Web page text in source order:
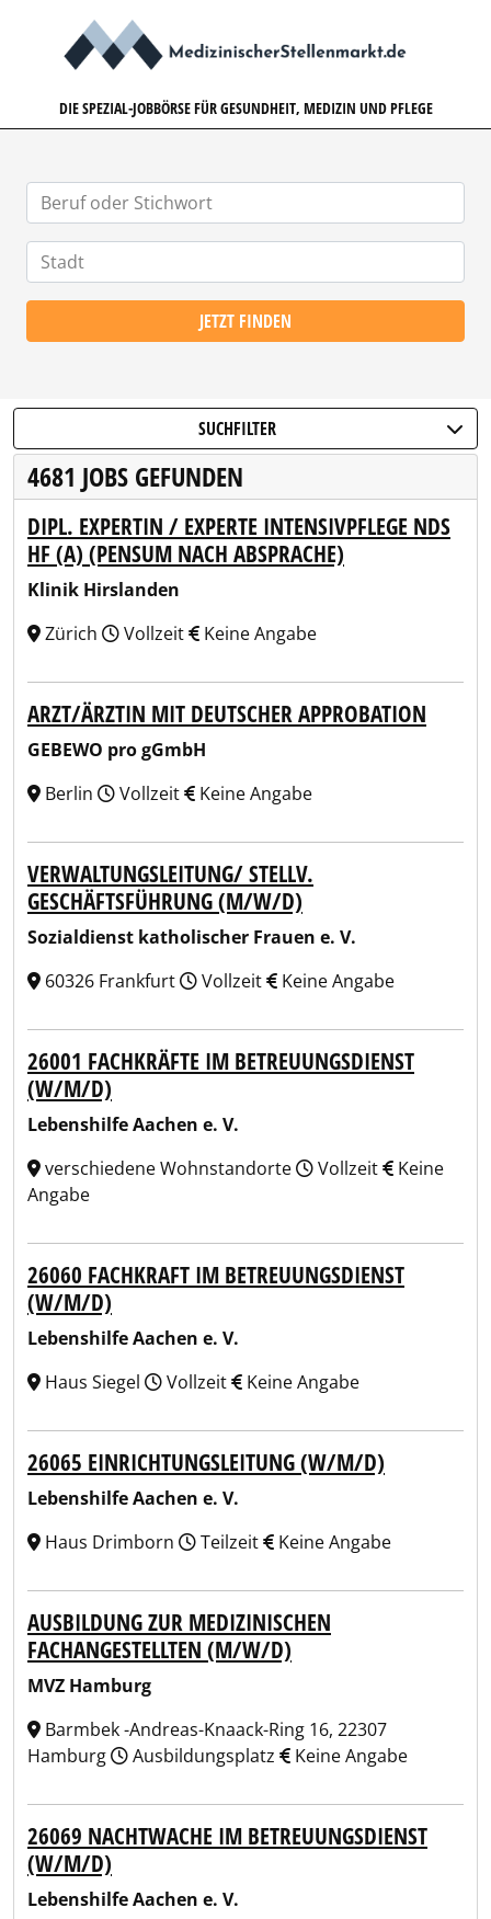
DIE SPEZIAL-JOBBÖRSE FÜR GESUNDHEIT, MEDIZIN UND PFLEGE
JETZT FINDEN
SUCHFILTER
4681 JOBS GEFUNDEN
DIPL. EXPERTIN / EXPERTE INTENSIVPFLEGE NDS
HF (A) (PENSUM NACH ABSPRACHE)
Klinik Hirslanden
Zürich
Vollzeit Keine Angabe
ARZT/ÄRZTIN MIT DEUTSCHER APPROBATION
GEBEWO pro gGmbH
Berlin
Vollzeit Keine Angabe
VERWALTUNGSLEITUNG/ STELLV.
GESCHÄFTSFÜHRUNG (M/W/D)
Sozialdienst katholischer Frauen e. V.
60326 Frankfurt
Vollzeit Keine Angabe
26001 FACHKRÄFTE IM BETREUUNGSDIENST
(W/M/D)
Lebenshilfe Aachen e. V.
verschiedene Wohnstandorte
Vollzeit
Keine
Angabe
26060 FACHKRAFT IM BETREUUNGSDIENST
(W/M/D)
Lebenshilfe Aachen e. V.
Haus Siegel
Vollzeit Keine Angabe
26065 EINRICHTUNGSLEITUNG (W/M/D)
Lebenshilfe Aachen e. V.
Haus Drimborn
Teilzeit Keine Angabe
AUSBILDUNG ZUR MEDIZINISCHEN
FACHANGESTELLTEN (M/W/D)
MVZ Hamburg
Barmbek -Andreas-Knaack-Ring 16, 22307
Hamburg
Ausbildungsplatz Keine Angabe
26069 NACHTWACHE IM BETREUUNGSDIENST
(W/M/D)
Lebenshilfe Aachen e. V.